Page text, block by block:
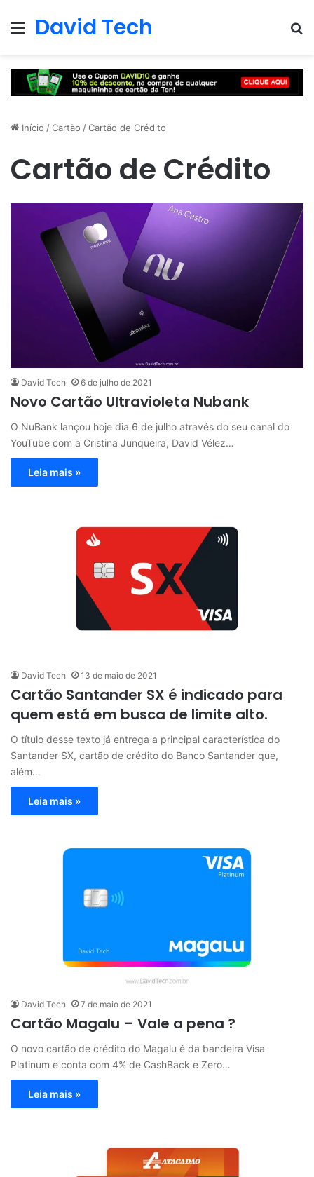
Menu
David Tech
Início /Cartão /Cartão de Crédito
Cartão de Crédito
David Tech 6 de julho de 2021
Novo Cartão Ultravioleta Nubank
O NuBank lançou hoje dia 6 de julho através do seu canal do
YouTube com a Cristina Junqueira, David Vélez…
Leia mais »
David Tech 13 de maio de 2021
Cartão Santander SX é indicado para
quem está em busca de limite alto.
O título desse texto já entrega a principal característica do
Santander SX, cartão de crédito do Banco Santander que,
além…
Leia mais »
David Tech 7 de maio de 2021
Cartão Magalu – Vale a pena ?
O novo cartão de crédito do Magalu é da bandeira Visa
Platinum e conta com 4% de CashBack e Zero…
Leia mais »